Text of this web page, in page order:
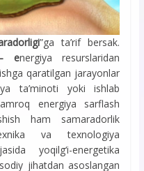
”ga ta’rif bersak.
energiya resurslaridan
qaratilgan jarayonlar
ta’minoti yoki ishlab
energiya sarflash
ham samaradorlik
va texnologiya
yoqilg‘i-energetika
jihatdan asoslangan